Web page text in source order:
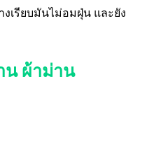
เรียบมันไม่อมฝุ่น และยัง
น ผ้าม่าน